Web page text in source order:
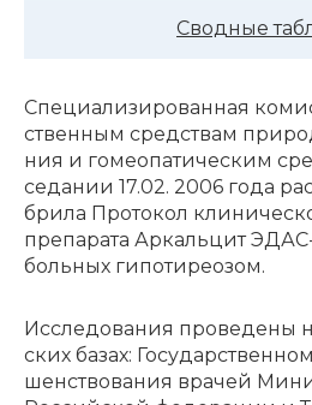
Сводные
Спе­ци­а­ли­зи­ро­ван­ная
ствен­ным сред­ствам
ния и го­мео­па­ти­че­ским
се­да­нии 17.02. 2006 го­да
бри­ла Про­то­кол
пре­па­ра­та Ар­каль­цит
боль­ных ги­по­ти­ре­о­зом.
Ис­сле­до­ва­ния про­ве­де­ны
ских ба­зах:
шен­ство­ва­ния вра­чей